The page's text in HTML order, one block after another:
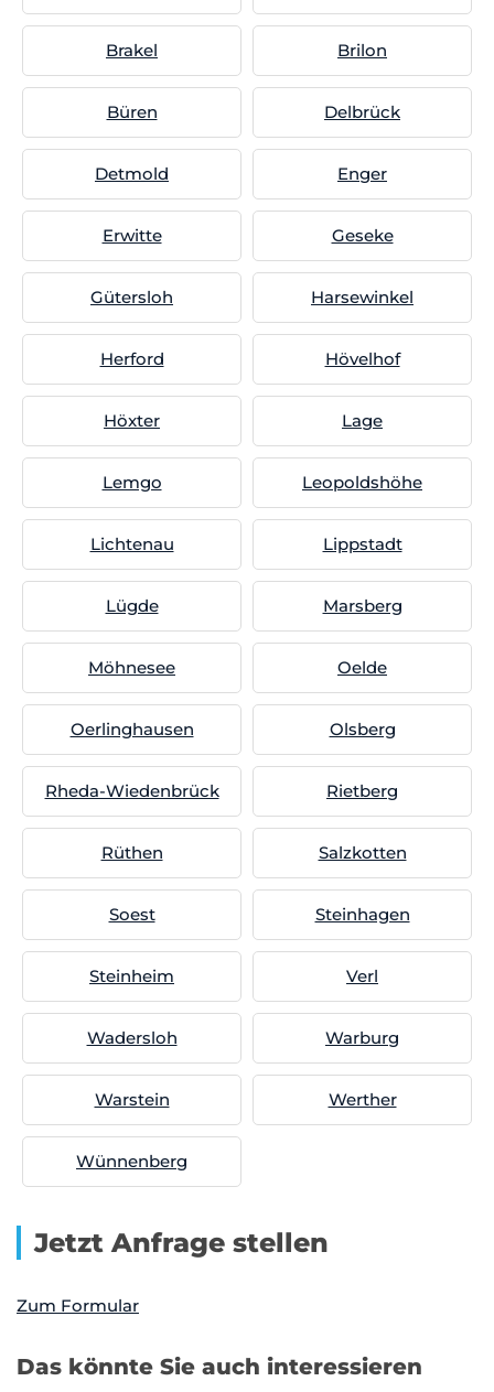
Brakel Brilon
Büren Delbrück
Detmold Enger
Erwitte Geseke
Gütersloh Harsewinkel
Herford Hövelhof
Höxter Lage
Lemgo Leopoldshöhe
Lichtenau Lippstadt
Lügde Marsberg
Möhnesee Oelde
Oerlinghausen Olsberg
Rheda-Wiedenbrück Rietberg
Rüthen Salzkotten
Soest Steinhagen
Steinheim Verl
Wadersloh Warburg
Warstein Werther
Wünnenberg
Jetzt Anfrage stellen
Zum Formular
Das könnte Sie auch interessieren